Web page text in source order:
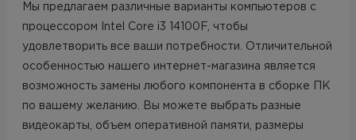
Мы предлагаем различные варианты компьютеров с
процессором Intel Core i3 14100F, чтобы
удовлетворить все ваши потребности. Отличительной
особенностью нашего интернет-магазина является
возможность замены любого компонента в сборке ПК
по вашему желанию. Вы можете выбрать разные
видеокарты, объем оперативной памяти, размеры